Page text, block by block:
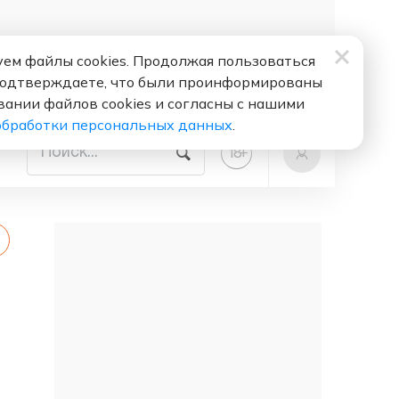
18+
файлы cookies. Продолжая пользоваться
что были проинформированы
файлов cookies и согласны с нашими
персональных данных.